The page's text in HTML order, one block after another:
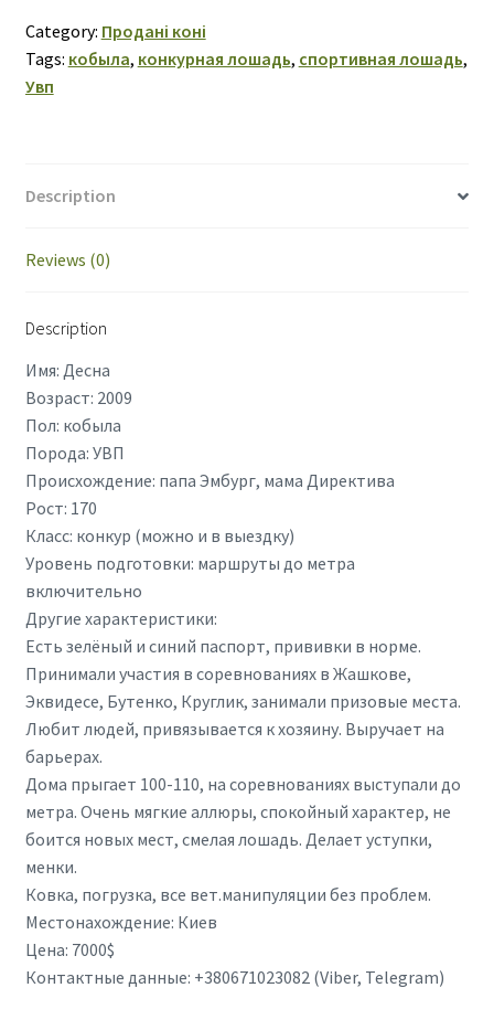
Category: Продані коні
Tags: кобыла, конкурная лошадь, спортивная лошадь,
Увп
Description
Reviews (0)
Description
Имя: Десна
Возраст: 2009
Пол: кобыла
Порода: УВП
Происхождение: папа Эмбург, мама Директива
Рост: 170
Класс: конкур (можно и в выездку)
Уровень подготовки: маршруты до метра
включительно
Другие характеристики:
Есть зелёный и синий паспорт, прививки в норме.
Принимали участия в соревнованиях в Жашкове,
Эквидесе, Бутенко, Круглик, занимали призовые места.
Любит людей, привязывается к хозяину. Выручает на
барьерах.
Дома прыгает 100-110, на соревнованиях выступали до
метра. Очень мягкие аллюры, спокойный характер, не
боится новых мест, смелая лошадь. Делает уступки,
менки.
Ковка, погрузка, все вет.манипуляции без проблем.
Местонахождение: Киев
Цена: 7000$
Контактные данные: +380671023082 (Viber, Telegram)